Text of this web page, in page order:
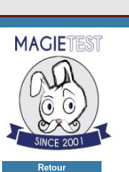
Retour